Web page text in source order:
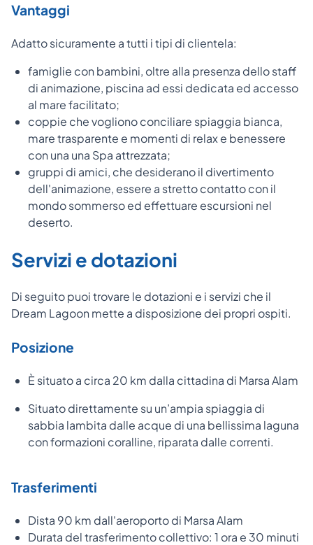
Vantaggi
Adatto sicuramente a tutti i tipi di clientela:
famiglie con bambini, oltre alla presenza dello staff
di animazione, piscina ad essi dedicata ed accesso
al mare facilitato;
coppie che vogliono conciliare spiaggia bianca,
mare trasparente e momenti di relax e benessere
con una una Spa attrezzata;
gruppi di amici, che desiderano il divertimento
dell'animazione, essere a stretto contatto con il
mondo sommerso ed effettuare escursioni nel
deserto.
Servizi e dotazioni
Di seguito puoi trovare le dotazioni e i servizi che il
Dream Lagoon mette a disposizione dei propri ospiti.
Posizione
È situato a circa 20 km dalla cittadina di Marsa Alam
Situato direttamente su un’ampia spiaggia di
sabbia lambita dalle acque di una bellissima laguna
con formazioni coralline, riparata dalle correnti.
Trasferimenti
Dista 90 km dall'aeroporto di Marsa Alam
Durata del trasferimento collettivo: 1 ora e 30 minuti